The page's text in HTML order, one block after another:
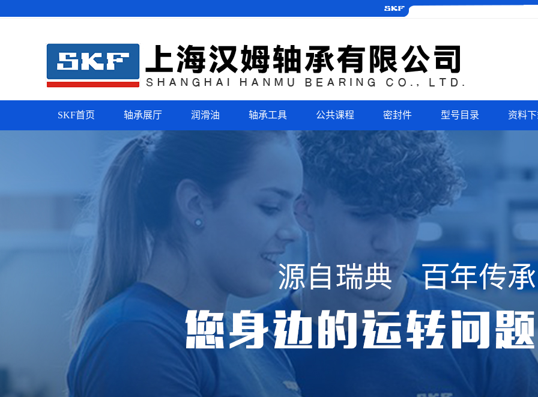
SKF首页 轴承展厅 润滑油 轴承工具 公共课程 密封件 型号目录 资料